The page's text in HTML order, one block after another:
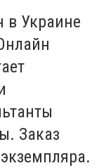
в Украине
Заказ